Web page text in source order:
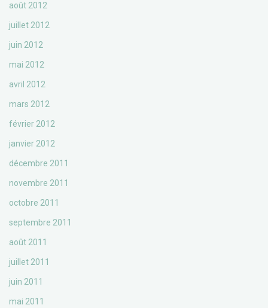
août 2012
juillet 2012
juin 2012
mai 2012
avril 2012
mars 2012
février 2012
janvier 2012
décembre 2011
novembre 2011
octobre 2011
septembre 2011
août 2011
juillet 2011
juin 2011
mai 2011